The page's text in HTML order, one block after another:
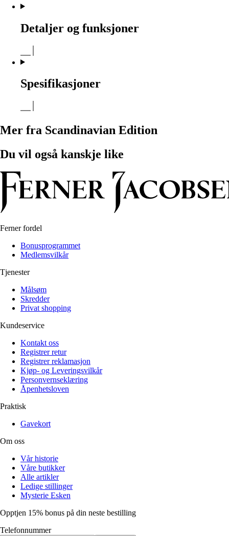
Detaljer og funksjoner
Spesifikasjoner
Mer fra Scandinavian Edition
Du vil også kanskje like
Ferner fordel
Bonusprogrammet
Medlemsvilkår
Tjenester
Målsøm
Skredder
Privat shopping
Kundeservice
Kontakt oss
Registrer retur
Registrer reklamasjon
Kjøp- og Leveringsvilkår
Personvernseklæring
Åpenhetsloven
Praktisk
Gavekort
Om oss
Vår historie
Våre butikker
Alle artikler
Ledige stillinger
Mysterie Esken
Opptjen 15% bonus på din neste bestilling
Telefonnummer